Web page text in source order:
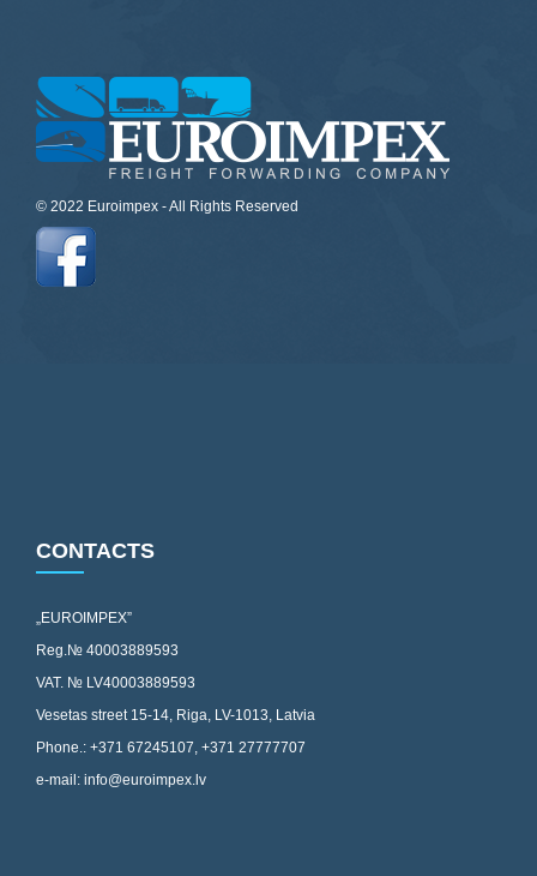
© 2022 Euroimpex - All Rights Reserved
CONTACTS
„EUROIMPEX”
Reg.№ 40003889593
VAT. № LV40003889593
Vesetas street 15-14, Riga, LV-1013, Latvia
Phone.: +371 67245107, +371 27777707
e-mail: info@euroimpex.lv